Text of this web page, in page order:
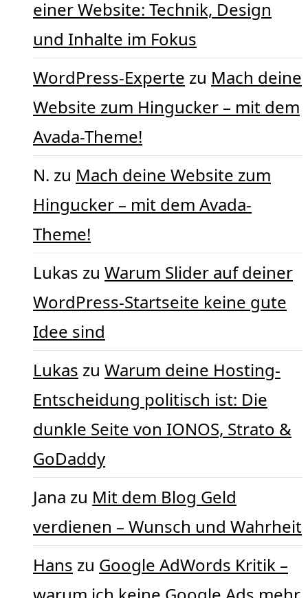
einer Website: Technik, Design
und Inhalte im Fokus
WordPress-Experte zu Mach deine
Website zum Hingucker – mit dem
Avada-Theme!
N. zu Mach deine Website zum
Hingucker – mit dem Avada-
Theme!
Lukas zu Warum Slider auf deiner
WordPress-Startseite keine gute
Idee sind
Lukas zu Warum deine Hosting-
Entscheidung politisch ist: Die
dunkle Seite von IONOS, Strato &
GoDaddy
Jana zu Mit dem Blog Geld
verdienen – Wunsch und Wahrheit
Hans zu Google AdWords Kritik –